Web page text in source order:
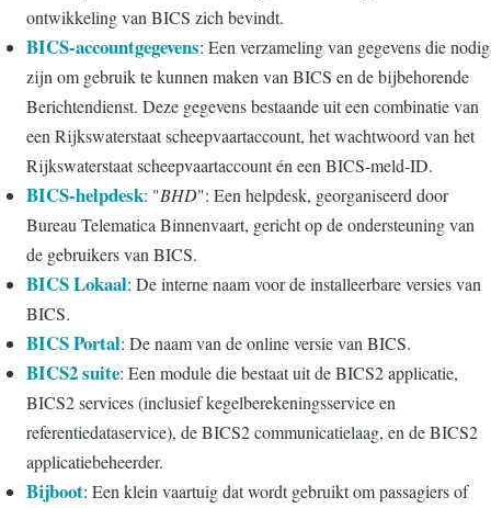
ontwikkeling van BICS zich bevindt.
BICS-accountgegevens: Een verzameling van gegevens die nodig
zijn om gebruik te kunnen maken van BICS en de bijbehorende
Berichtendienst. Deze gegevens bestaande uit een combinatie van
een Rijkswaterstaat scheepvaartaccount, het wachtwoord van het
Rijkswaterstaat scheepvaartaccount én een BICS-meld-ID.
BICS-helpdesk: "BHD": Een helpdesk, georganiseerd door
Bureau Telematica Binnenvaart, gericht op de ondersteuning van
de gebruikers van BICS.
BICS Lokaal: De interne naam voor de installeerbare versies van
BICS.
BICS Portal: De naam van de online versie van BICS.
BICS2 suite: Een module die bestaat uit de BICS2 applicatie,
BICS2 services (inclusief kegelberekeningsservice en
referentiedataservice), de BICS2 communicatielaag, en de BICS2
applicatiebeheerder.
Bijboot: Een klein vaartuig dat wordt gebruikt om passagiers of